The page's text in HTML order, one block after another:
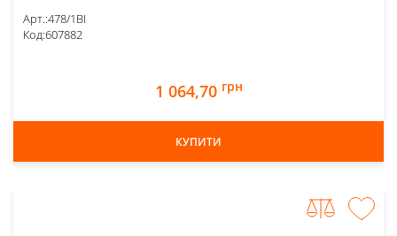
Арт.:478/1BI
Код:607882
1 064,70 грн
КУПИТИ